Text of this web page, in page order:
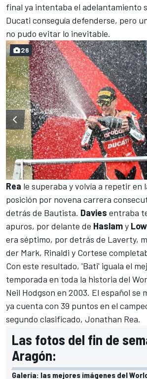
final ya intentaba el adelantamiento
Ducati conseguía defenderse, pero
no pudo evitar lo inevitable.
26
Rea le superaba y volvía a repetir en
posición por novena carrera
detrás de Bautista. Davies entraba
apuros, por delante de Haslamy
era séptimo, por detrás de Laverty,
der Mark, Rinaldi y Cortese
Con este resultado, 'Bati' iguala el
temporada en toda la historia del
Neil Hodgson en 2003. El español se
ya cuenta con 39 puntos en el
segundo clasificado, Jonathan Rea.
Las fotos del fin de
Aragón:
Galería: las mejores imágenes del